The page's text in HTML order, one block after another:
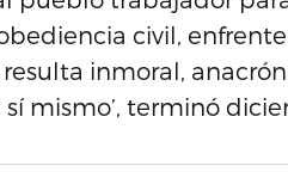
civil,
inmoral,
sí mismo’, terminó